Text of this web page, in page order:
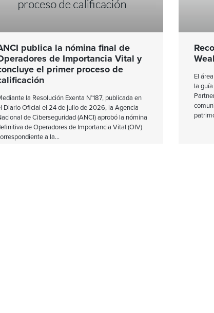
publica la nómina final de
de Importancia Vital y
el primer proceso de
la Resolución Exenta N°187, publicada en
Diario Oficial el 24 de julio de 2026, la Agencia
de Ciberseguridad (ANCI) aprobó la nómina
de Operadores de Importancia Vital (OIV)
a la
El
la